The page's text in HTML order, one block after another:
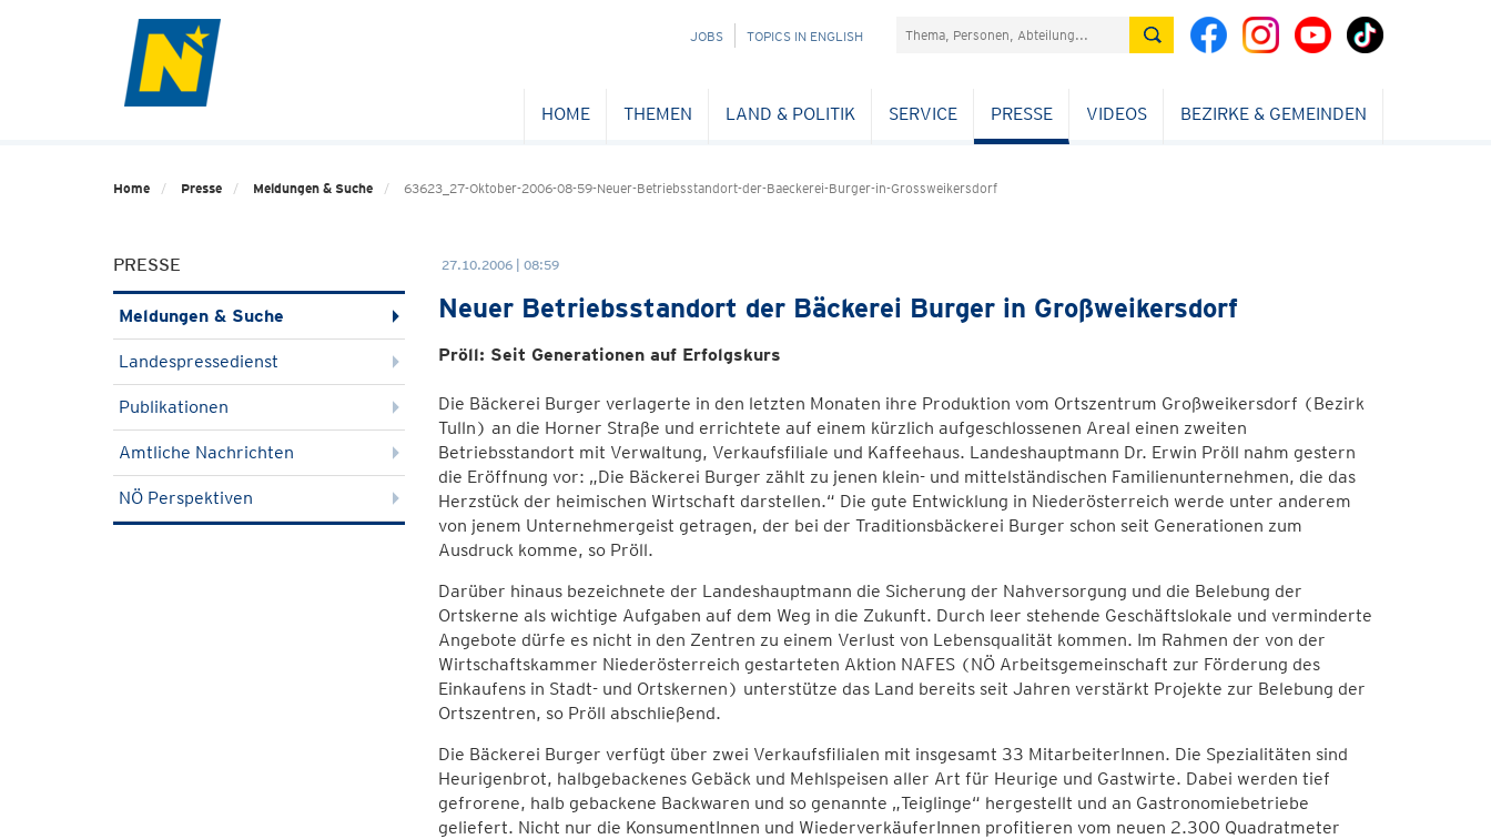
NAVIGATION
JOBS TOPICS IN ENGLISH Suchefeld
HOME THEMEN LAND & POLITIK SERVICE PRESSE VIDEOS BEZIRKE & GEMEINDEN
Home Presse Meldungen & Suche 63623_27-Oktober-2006-08-59-Neuer-Betriebsstandort-der-Baeckerei-Burger-in-Grossweikersdorf
PRESSE
Meldungen & Suche
Landespressedienst
Publikationen
Amtliche Nachrichten
NÖ Perspektiven
27.10.2006 | 08:59
Neuer Betriebsstandort der Bäckerei Burger in Großweikersdorf
Pröll: Seit Generationen auf Erfolgskurs
Die Bäckerei Burger verlagerte in den letzten Monaten ihre Produktion vom Ortszentrum Großweikersdorf (Bezirk
Tulln) an die Horner Straße und errichtete auf einem kürzlich aufgeschlossenen Areal einen zweiten
Betriebsstandort mit Verwaltung, Verkaufsfiliale und Kaffeehaus. Landeshauptmann Dr. Erwin Pröll nahm gestern
die Eröffnung vor: „Die Bäckerei Burger zählt zu jenen klein- und mittelständischen Familienunternehmen, die das
Herzstück der heimischen Wirtschaft darstellen.“ Die gute Entwicklung in Niederösterreich werde unter anderem
von jenem Unternehmergeist getragen, der bei der Traditionsbäckerei Burger schon seit Generationen zum
Ausdruck komme, so Pröll.
Darüber hinaus bezeichnete der Landeshauptmann die Sicherung der Nahversorgung und die Belebung der
Ortskerne als wichtige Aufgaben auf dem Weg in die Zukunft. Durch leer stehende Geschäftslokale und verminderte
Angebote dürfe es nicht in den Zentren zu einem Verlust von Lebensqualität kommen. Im Rahmen der von der
Wirtschaftskammer Niederösterreich gestarteten Aktion NAFES (NÖ Arbeitsgemeinschaft zur Förderung des
Einkaufens in Stadt- und Ortskernen) unterstütze das Land bereits seit Jahren verstärkt Projekte zur Belebung der
Ortszentren, so Pröll abschließend.
Die Bäckerei Burger verfügt über zwei Verkaufsfilialen mit insgesamt 33 MitarbeiterInnen. Die Spezialitäten sind
Heurigenbrot, halbgebackenes Gebäck und Mehlspeisen aller Art für Heurige und Gastwirte. Dabei werden tief
gefrorene, halb gebackene Backwaren und so genannte „Teiglinge“ hergestellt und an Gastronomiebetriebe
geliefert. Nicht nur die KonsumentInnen und WiederverkäuferInnen profitieren vom neuen 2.300 Quadratmeter